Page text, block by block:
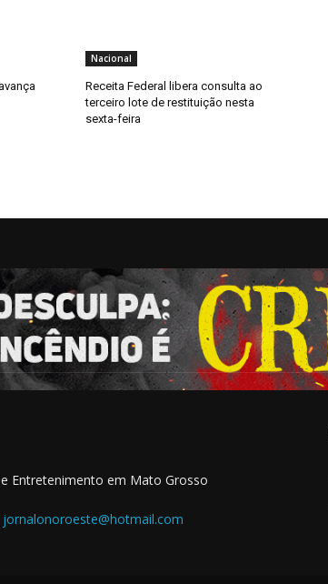
Nacional
Receita Federal libera consulta ao
terceiro lote de restituição nesta
sexta-feira
Entretenimento em Mato Grosso
jornalonoroeste@hotmail.com